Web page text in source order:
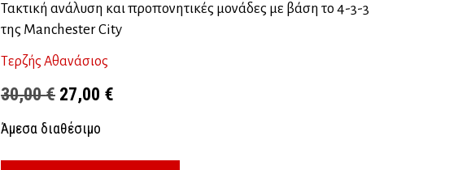
Τακτική ανάλυση και προπονητικές μονάδες με βάση το 4-3-3
της Manchester City
Τερζής Αθανάσιος
30,00€ Original
price
27,00 €
Άμεσα διαθέσιμο